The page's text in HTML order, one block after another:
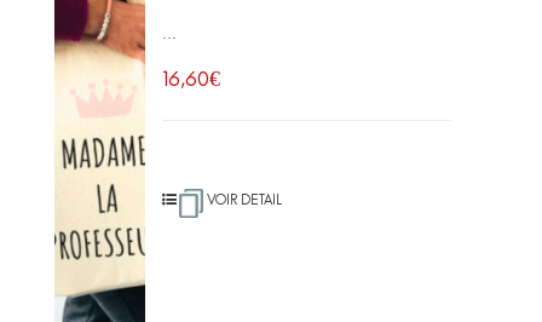
...
16,60€
VOIR DETAIL